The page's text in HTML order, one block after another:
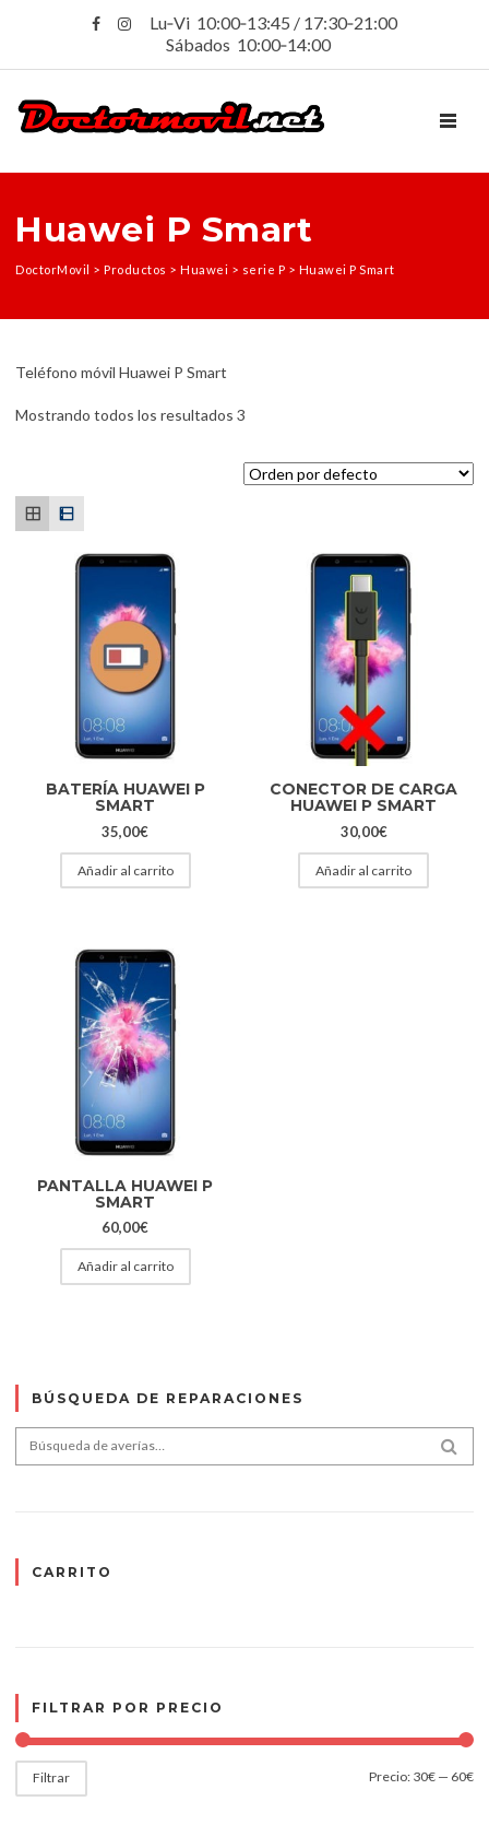
Lu‑Vi 10:00‑13:45 / 17:30‑21:00
Sábados 10:00‑14:00
Huawei P Smart
DoctorMovil > Productos > Huawei > serie P > Huawei P Smart
Teléfono móvil Huawei P Smart
Mostrando todos los resultados 3
BATERÍA HUAWEI P
SMART
35,00€
Añadir al carrito
CONECTOR DE CARGA
HUAWEI P SMART
30,00€
Añadir al carrito
PANTALLA HUAWEI P
SMART
60,00€
Añadir al carrito
BÚSQUEDA DE REPARACIONES
Search for:
CARRITO
FILTRAR POR PRECIO
Filtrar Precio: 30€ — 60€